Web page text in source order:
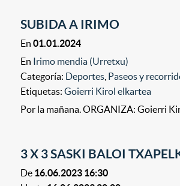
SUBIDA A IRIMO
En01.01.2024
En Irimo mendia (Urretxu)
Categoría: Deportes Paseos y
Etiquetas:Goierri Kirol elkartea
Por la mañana. ORGANIZA: Goierri
3 X 3 SASKI BALOI
De 16.06.2023 16:30